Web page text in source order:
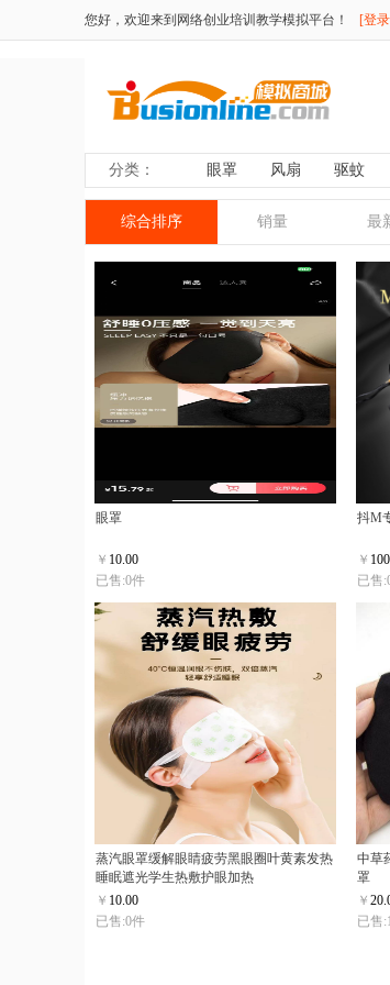
您好，欢迎来到网络创业培训教学模拟平台！ [登
分类： 眼罩 风扇 驱蚊
综合排序 销量 最
眼罩
￥ 10.00
已售:0件
抖M
￥
已售
蒸汽眼罩缓解眼睛疲劳黑眼圈叶黄素发热
睡眠遮光学生热敷护眼加热
￥ 10.00
已售:0件
中草
罩
￥
已售